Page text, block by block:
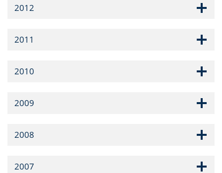
2012
2011
2010
2009
2008
2007